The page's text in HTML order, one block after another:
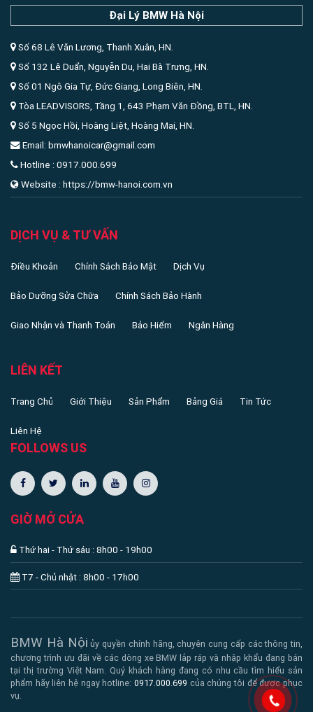
Đại Lý BMW Hà Nội
Số 68 Lê Văn Lương, Thanh Xuân, HN.
Số 132 Lê Duẩn, Nguyễn Du, Hai Bà Trưng, HN.
Số 01 Ngô Gia Tự, Đức Giang, Long Biên, HN.
Tòa LEADVISORS, Tầng 1, 643 Phạm Văn Đồng, BTL, HN.
Số 5 Ngọc Hồi, Hoàng Liệt, Hoàng Mai, HN.
Email: bmwhanoicar@gmail.com
Hotline : 0917.000.699
Website : https://bmw-hanoi.com.vn
DỊCH VỤ & TƯ VẤN
Điều Khoản Chính Sách Bảo Mật Dịch Vụ
Bảo Dưỡng Sửa Chữa Chính Sách Bảo Hành
Giao Nhận và Thanh Toán Bảo Hiểm Ngân Hàng
LIÊN KẾT
Trang Chủ Giới Thiệu Sản Phẩm Bảng Giá Tin Tức
Liên Hệ
FOLLOWS US
GIỜ MỞ CỬA
Thứ hai - Thứ sáu : 8h00 - 19h00
T7 - Chủ nhật : 8h00 - 17h00
BMW Hà Nội ủy quyền chính hãng, chuyên cung cấp các thông tin,
chương trình ưu đãi về các dòng xe BMW lắp ráp và nhập khẩu đang bán
tại thị trường Việt Nam. Quý khách hàng đang có nhu cầu tìm hiểu sản
phẩm hãy liên hệ ngay hotline: 0917.000.699 của chúng tôi để được phục
vụ.